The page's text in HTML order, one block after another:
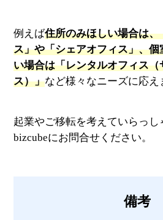
例えば住所のみほしい場合は
ス」や「シェアオフィス」、
い場合は「レンタルオフィス（
ス）」など様々なニーズに応え
起業やご移転を考えていらっ
bizcubeにお問合せください。
備考